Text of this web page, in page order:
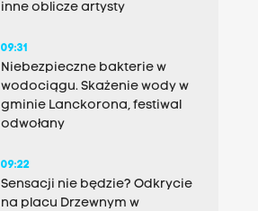
inne oblicze artysty
09:31
Niebezpieczne bakterie w
wodociągu. Skażenie wody w
gminie Lanckorona, festiwal
odwołany
09:22
Sensacji nie będzie? Odkrycie
na placu Drzewnym w